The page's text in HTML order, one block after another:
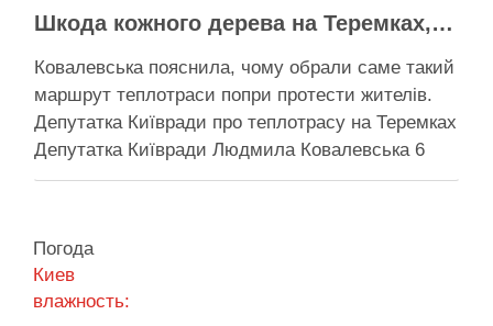
Поділитися у соцмережах: Шкода кожного дерева на Теремках, але тепло мають подати в 400 будинків – депутатка Київради
Ковалевська пояснила, чому обрали саме такий
маршрут теплотраси попри протести жителів.
Депутатка Київради про теплотрасу на Теремках
Депутатка Київради Людмила Ковалевська 6
серпня прокоментувала конфлікт навколо
жителів через вирубку дерев, але наполягає на
необхідності забезпечити теплом понад 400
будинків. …
Погода
Киев
влажность: